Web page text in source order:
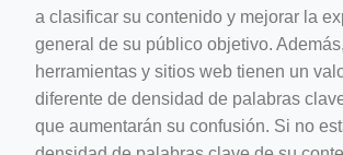
a clasificar su contenido y mejorar la
general de su público objetivo.
herramientas y sitios web tienen un
diferente de densidad de palabras
que aumentarán su confusión. Si no